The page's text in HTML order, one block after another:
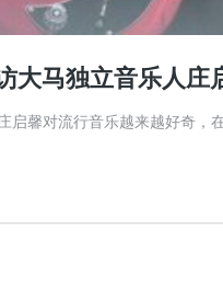
马独立音乐人庄
馨对流行音乐越来越好奇